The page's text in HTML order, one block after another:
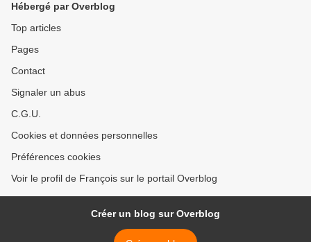
Hébergé par Overblog
Top articles
Pages
Contact
Signaler un abus
C.G.U.
Cookies et données personnelles
Préférences cookies
Voir le profil de François sur le portail Overblog
Créer un blog sur Overblog